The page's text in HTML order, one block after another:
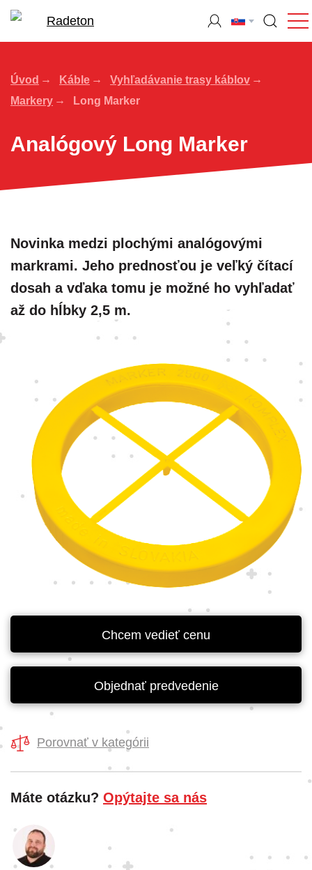
Úvod Káble
Vyhľadávanie trasy káblov
Markery
Long Marker
Analógový Long Marker
Novinka medzi plochými analógovými
markrami. Jeho prednosťou je veľký čítací
dosah a vďaka tomu je možné ho vyhľadať
až do hĺbky 2,5 m.
Chcem vedieť cenu
Objednať predvedenie
Porovnať v kategórii
Máte otázku? Opýtajte sa nás